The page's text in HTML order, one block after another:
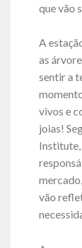
que vão
A
as
sentir a
vivos e
joias!
vão